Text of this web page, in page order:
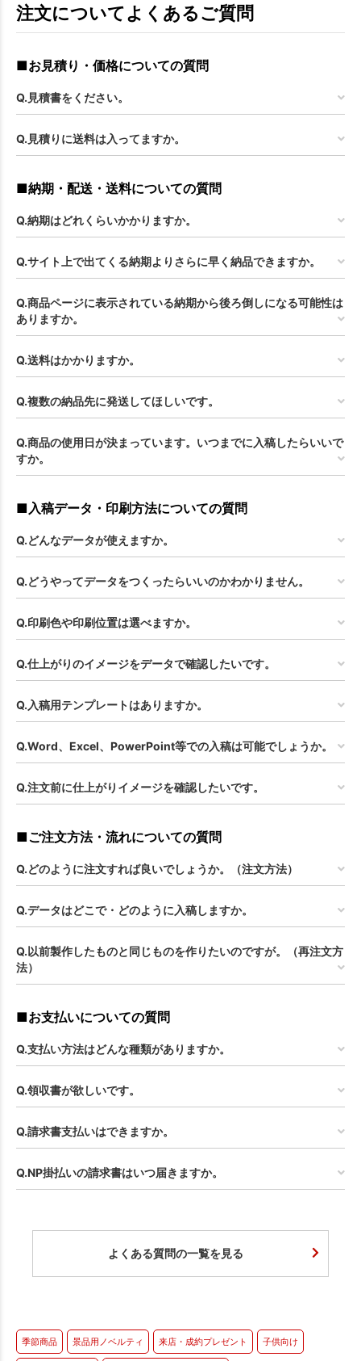
お買い物を続ける カートへ進む
注文についてよくあるご質問
■お見積り・価格についての質問
Q.見積書をください。
Q.見積りに送料は入ってますか。
■納期・配送・送料についての質問
Q.納期はどれくらいかかりますか。
Q.サイト上で出てくる納期よりさらに早く納品できますか。
Q.商品ページに表示されている納期から後ろ倒しになる可能性は
ありますか。
Q.送料はかかりますか。
Q.複数の納品先に発送してほしいです。
Q.商品の使用日が決まっています。いつまでに入稿したらいいで
すか。
■入稿データ・印刷方法についての質問
Q.どんなデータが使えますか。
Q.どうやってデータをつくったらいいのかわかりません。
Q.印刷色や印刷位置は選べますか。
Q.仕上がりのイメージをデータで確認したいです。
Q.入稿用テンプレートはありますか。
Q.Word、Excel、PowerPoint等での入稿は可能でしょうか。
Q.注文前に仕上がりイメージを確認したいです。
■ご注文方法・流れについての質問
Q.どのように注文すれば良いでしょうか。（注文方法）
Q.データはどこで・どのように入稿しますか。
Q.以前製作したものと同じものを作りたいのですが。（再注文方
法）
■お支払いについての質問
Q.支払い方法はどんな種類がありますか。
Q.領収書が欲しいです。
Q.請求書支払いはできますか。
Q.NP掛払いの請求書はいつ届きますか。
よくある質問の一覧を見る
季節商品 景品用ノベルティ 来店・成約プレゼント 子供向け